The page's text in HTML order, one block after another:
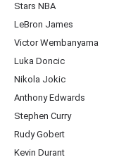
Stars NBA
LeBron James
Victor Wembanyama
Luka Doncic
Nikola Jokic
Anthony Edwards
Stephen Curry
Rudy Gobert
Kevin Durant